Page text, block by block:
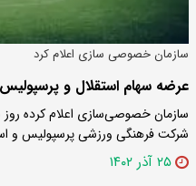
سازمان خصوصی سازی اعلام کرد
عرضه سهام استقلال و پرسپولیس در
شرکت فرهنگی ورزشی پرسپولیس و
۲۵ آذر ۱۴۰۲